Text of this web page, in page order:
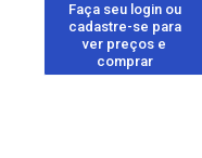
Faça seu login ou
cadastre-se para
ver preços e
comprar